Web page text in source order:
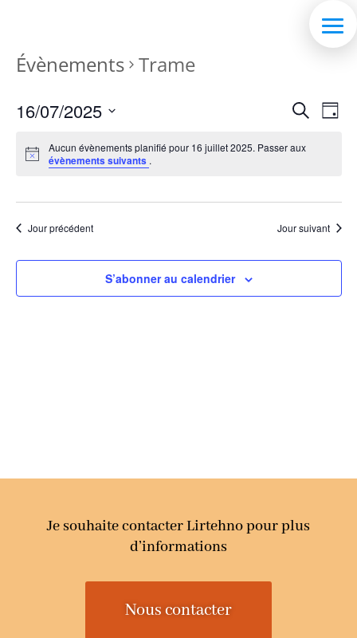
Évènements Trame
Recherche
de
Jour
16/07/2025
une
Aucun évènements planifié pour 16 juillet 2025. Passer aux
évènements suivants .
Jour précédent Jour suivant
S’abonner au calendrier
Je souhaite contacter Lirtehno pour plus
d’informations
Nous contacter